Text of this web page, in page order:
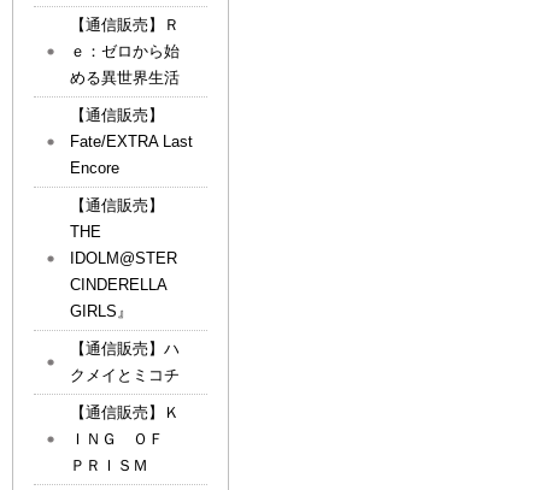
【通信販売】Ｒ
ｅ：ゼロから始
める異世界生活
【通信販売】
Fate/EXTRA Last
Encore
【通信販売】
THE
IDOLM@STER
CINDERELLA
GIRLS』
【通信販売】ハ
クメイとミコチ
【通信販売】Ｋ
ＩＮＧ ＯＦ
ＰＲＩＳＭ